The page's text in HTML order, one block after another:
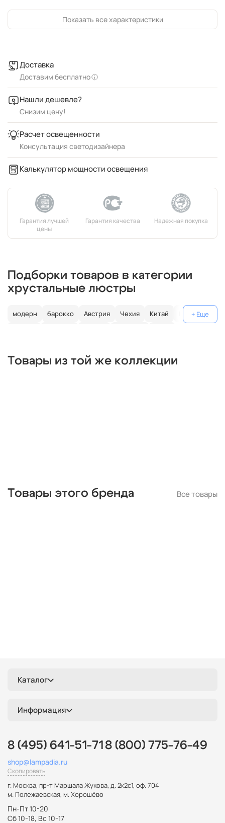
Показать все характеристики
Доставка
Доставим бесплатно
Нашли дешевле?
Снизим цену!
Расчет освещенности
Консультация светодизайнера
Калькулятор мощности освещения
Подборки товаров в категории
хрустальные люстры
модерн барокко Австрия Чехия Китай
Германия
круглые
классические светодиодные
кольцо
Товары из той же коллекции
Товары этого бренда Все товары
Каталог
Информация
8 (495) 641-51-71 8 (800) 775-76-49
shop@lampadia.ru
Скопировать
г. Москва, пр-т Маршала Жукова, д. 2к2с1, оф. 704
м. Полежаевская, м. Хорошёво
Пн-Пт 10-20
Сб 10-18, Вс 10-17